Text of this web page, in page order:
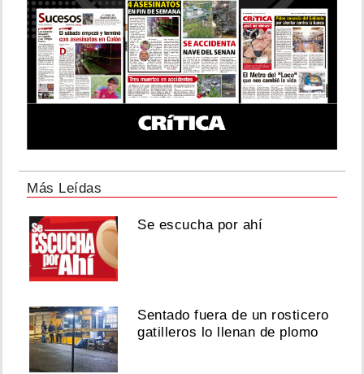
Más Leídas
Se escucha por ahí
Sentado fuera de un rosticero
gatilleros lo llenan de plomo